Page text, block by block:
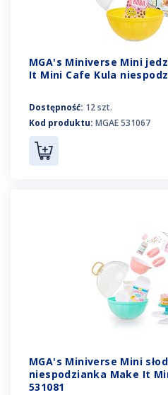
MGA's Miniverse Mini
It Mini Cafe Kula
Dostępność: 12 szt.
Kod produktu: MGAE 531067
MGA's Miniverse Mini
niespodzianka Make It
531081